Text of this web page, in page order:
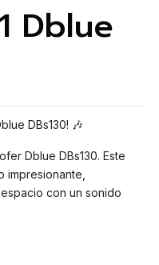
Dblue
DBs130! 🎶
Dblue DBs130. Este
impresionante,
con un sonido